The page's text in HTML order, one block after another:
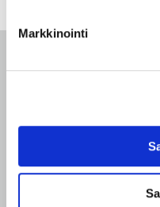
Markkinointi
Suomeen